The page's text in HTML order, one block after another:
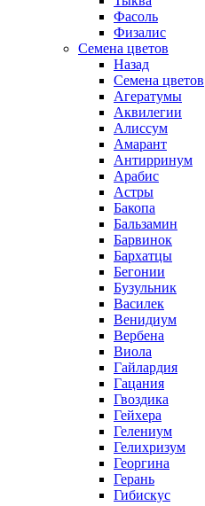
Фасоль
Физалис
Семена цветов
Назад
Семена цветов
Агератумы
Аквилегии
Алиссум
Амарант
Антирринум
Арабис
Астры
Бакопа
Бальзамин
Барвинок
Бархатцы
Бегонии
Бузульник
Василек
Венидиум
Вербена
Виола
Гайлардия
Гацания
Гвоздика
Гейхера
Гелениум
Гелихризум
Георгина
Герань
Гибискус